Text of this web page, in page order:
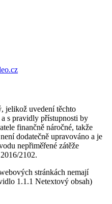
jelikož uvedení těchto
s pravidly přístupnosti by
finančně náročné, takže
dodatečně upravováno a je
nepřiměřené zátěže
2102.
stránkách nemají
1.1.1 Netextový obsah)